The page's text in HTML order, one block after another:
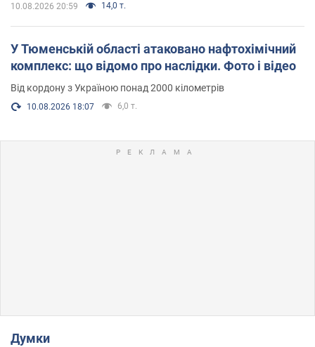
10.08.2026 20:59 14,0 т.
У Тюменській області атаковано нафтохімічний
комплекс: що відомо про наслідки. Фото і відео
Від кордону з Україною понад 2000 кілометрів
10.08.2026 18:07 6,0 т.
Думки